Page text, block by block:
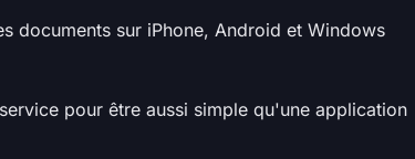
documents sur iPhone, Android et Windows
pour être aussi simple qu'une application